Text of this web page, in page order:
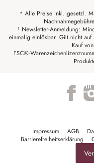
* Alle Preise inkl. gesetzl.
¹ Newsletter-Anmeldung:
einmalig einlösbar. Gilt nicht
Kauf
FSC®-
Impressum AGB
Barrierefreiheitserklärung